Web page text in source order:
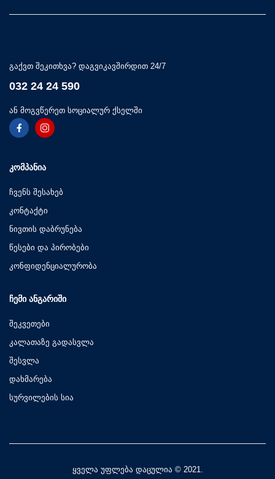
გაქვთ შეკითხვა? დაგვიკავშირდით 24/7
032 24 24 590
ან მოგვწერეთ სოციალურ ქსელში
ᲙᲝᲛᲞᲐᲜᲘᲐ
ჩვენს შესახებ
კონტაქტი
ნივთის დაბრუნება
წესები და პირობები
კონფიდენციალურობა
ᲩᲔᲛᲘ ᲐᲜᲒᲐᲠᲘᲨᲘ
შეკვეთები
კალათაზე გადასვლა
შესვლა
დახმარება
სურვილების სია
ყველა უფლება დაცულია © 2021.